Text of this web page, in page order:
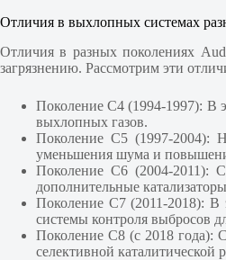
Отличия в выхлопных системах
Отличия в разных поколениях
загрязнению. Рассмотрим эти
Поколение C4 (1994-1997): В
выхлопных газов.
Поколение C5 (1997-2004):
уменьшения шума и
Поколение C6 (2004-2011):
дополнительные
Поколение C7 (2011-2018):
системы контроля выбросов
Поколение C8 (с 2018 года):
селективной каталитической